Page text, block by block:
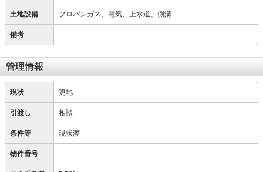
土地設備 プロパンガス、電気、上水道、側溝
備考 －
管理情報
現状 更地
引渡し 相談
条件等 現状渡
物件番号 －